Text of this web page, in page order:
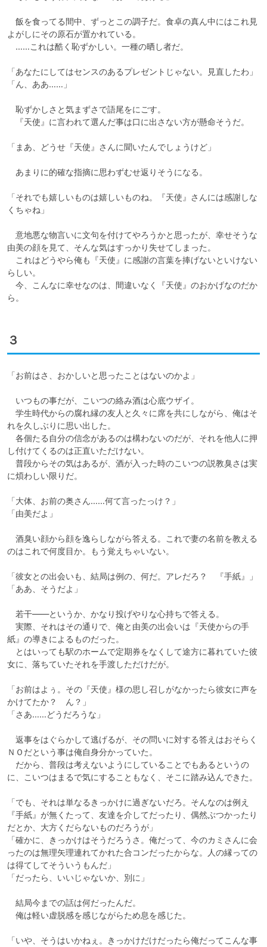
飯を食ってる間中、ずっとこの調子だ。食卓の真ん中にはこれ見
よがしにその原石が置かれている。
……これは酷く恥ずかしい。一種の晒し者だ。
「あなたにしてはセンスのあるプレゼントじゃない。見直したわ」
「ん、ああ……」
恥ずかしさと気まずさで語尾をにごす。
『天使』に言われて選んだ事は口に出さない方が懸命そうだ。
「まあ、どうせ『天使』さんに聞いたんでしょうけど」
あまりに的確な指摘に思わずむせ返りそうになる。
「それでも嬉しいものは嬉しいものね。『天使』さんには感謝しな
くちゃね」
意地悪な物言いに文句を付けてやろうかと思ったが、幸せそうな
由美の顔を見て、そんな気はすっかり失せてしまった。
これはどうやら俺も『天使』に感謝の言葉を捧げないといけない
らしい。
今、こんなに幸せなのは、間違いなく『天使』のおかげなのだか
ら。
３
「お前はさ、おかしいと思ったことはないのかよ」
いつもの事だが、こいつの絡み酒は心底ウザイ。
学生時代からの腐れ縁の友人と久々に席を共にしながら、俺はそ
れを久しぶりに思い出した。
各個たる自分の信念があるのは構わないのだが、それを他人に押
し付けてくるのは正直いただけない。
普段からその気はあるが、酒が入った時のこいつの説教臭さは実
に煩わしい限りだ。
「大体、お前の奥さん……何て言ったっけ？」
「由美だよ」
酒臭い顔から顔を逸らしながら答える。これで妻の名前を教える
のはこれで何度目か。もう覚えちゃいない。
「彼女との出会いも、結局は例の、何だ。アレだろ？　『手紙』」
「ああ、そうだよ」
若干――というか、かなり投げやりな心持ちで答える。
実際、それはその通りで、俺と由美の出会いは『天使からの手
紙』の導きによるものだった。
とはいっても駅のホームで定期券をなくして途方に暮れていた彼
女に、落ちていたそれを手渡しただけだが。
「お前はよぅ。その『天使』様の思し召しがなかったら彼女に声を
かけてたか？　ん？」
「さあ……どうだろうな」
返事をはぐらかして逃げるが、その問いに対する答えはおそらく
ＮＯだという事は俺自身分かっていた。
だから、普段は考えないようにしていることでもあるというの
に、こいつはまるで気にすることもなく、そこに踏み込んできた。
「でも、それは単なるきっかけに過ぎないだろ。そんなのは例え
『手紙』が無くたって、友達を介してだったり、偶然ぶつかったり
だとか、大方くだらないものだろうが」
「確かに、きっかけはそうだろうさ。俺だって、今のカミさんに会
ったのは無理矢理連れてかれた合コンだったからな。人の縁っての
は得てしてそういうもんだ」
「だったら、いいじゃないか、別に」
結局今までの話は何だったんだ。
俺は軽い虚脱感を感じながらため息を感じた。
「いや、そうはいかねぇ。きっかけだけだったら俺だってこんな事